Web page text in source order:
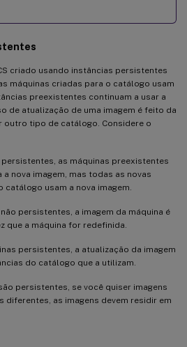
criado usando instâncias persistentes
máquinas criadas para o catálogo usam
preexistentes continuam a usar a
de atualização de uma imagem é feito da
outro tipo de catálogo. Considere o
as máquinas preexistentes
nova imagem, mas todas as novas
catálogo usam a nova imagem.
persistentes, a imagem da máquina é
que a máquina for redefinida.
persistentes, a atualização da imagem
do catálogo que a utilizam.
persistentes, se você quiser imagens
diferentes, as imagens devem residir em